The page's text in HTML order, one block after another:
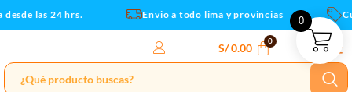
al
las 24 hrs. Envio a todo lima y provincias
S/0.00
0
(Receta
(B)
cantidad